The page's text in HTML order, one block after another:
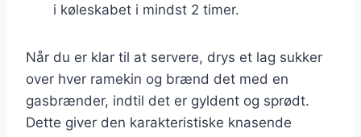
i køleskabet i mindst 2 timer.
Når du er klar til at servere, drys et lag sukker
over hver ramekin og brænd det med en
gasbrænder, indtil det er gyldent og sprødt.
Dette giver den karakteristiske knasende